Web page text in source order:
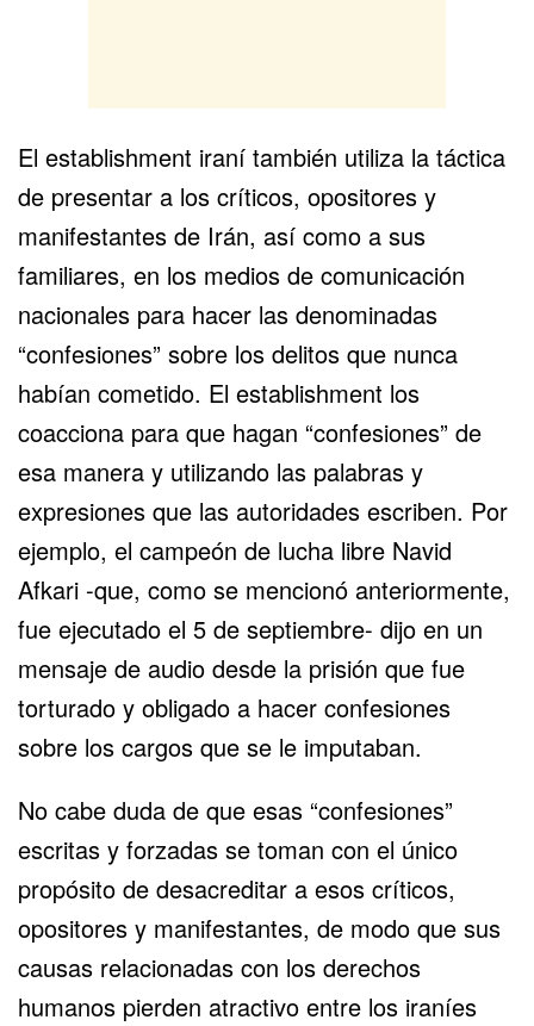
El establishment iraní también utiliza la táctica
de presentar a los críticos, opositores y
manifestantes de Irán, así como a sus
familiares, en los medios de comunicación
nacionales para hacer las denominadas
“confesiones” sobre los delitos que nunca
habían cometido. El establishment los
coacciona para que hagan “confesiones” de
esa manera y utilizando las palabras y
expresiones que las autoridades escriben. Por
ejemplo, el campeón de lucha libre Navid
Afkari -que, como se mencionó anteriormente,
fue ejecutado el 5 de septiembre- dijo en un
mensaje de audio desde la prisión que fue
torturado y obligado a hacer confesiones
sobre los cargos que se le imputaban.
No cabe duda de que esas “confesiones”
escritas y forzadas se toman con el único
propósito de desacreditar a esos críticos,
opositores y manifestantes, de modo que sus
causas relacionadas con los derechos
humanos pierden atractivo entre los iraníes